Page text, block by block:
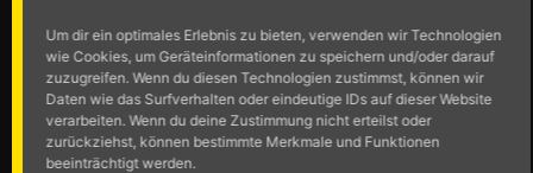
Um dir ein optimales Erlebnis zu bieten, verwenden wir Technologien
wie Cookies, um Geräteinformationen zu speichern und/oder darauf
zuzugreifen. Wenn du diesen Technologien zustimmst, können wir
Daten wie das Surfverhalten oder eindeutige IDs auf dieser Website
verarbeiten. Wenn du deine Zustimmung nicht erteilst oder
zurückziehst, können bestimmte Merkmale und Funktionen
beeinträchtigt werden.